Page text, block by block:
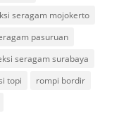
seragam mojokerto
pasuruan
seragam surabaya
topi
rompi bordir